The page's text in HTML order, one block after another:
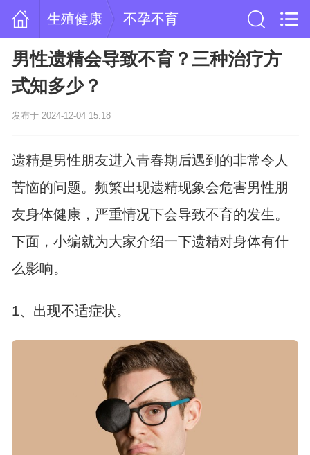
生殖健康 不孕不育
男性遗精会导致不育？三种治疗方
式知多少？
发布于 2024-12-04 15:18
遗精是男性朋友进入青春期后遇到的非常令人
苦恼的问题。频繁出现遗精现象会危害男性朋
友身体健康，严重情况下会导致不育的发生。
下面，小编就为大家介绍一下遗精对身体有什
么影响。
1、出现不适症状。